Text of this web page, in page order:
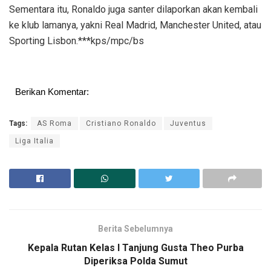
Sementara itu, Ronaldo juga santer dilaporkan akan kembali
ke klub lamanya, yakni Real Madrid, Manchester United, atau
Sporting Lisbon.***kps/mpc/bs
Berikan Komentar:
Tags: AS Roma Cristiano Ronaldo Juventus
Liga Italia
Berita Sebelumnya
Kepala Rutan Kelas I Tanjung Gusta Theo Purba
Diperiksa Polda Sumut